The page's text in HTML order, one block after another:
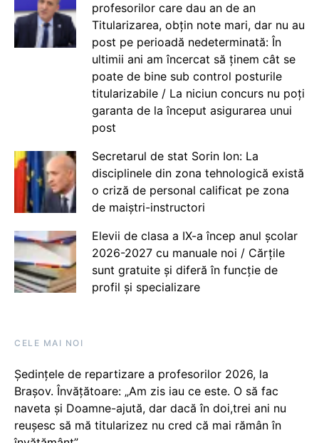
profesorilor care dau an de an
Titularizarea, obțin note mari, dar nu au
post pe perioadă nedeterminată: În
ultimii ani am încercat să ținem cât se
poate de bine sub control posturile
titularizabile / La niciun concurs nu poți
garanta de la început asigurarea unui
post
Secretarul de stat Sorin Ion: La
disciplinele din zona tehnologică există
o criză de personal calificat pe zona
de maiștri-instructori
Elevii de clasa a IX-a încep anul școlar
2026-2027 cu manuale noi / Cărțile
sunt gratuite și diferă în funcție de
profil și specializare
CELE MAI NOI
Ședințele de repartizare a profesorilor 2026, la
Brașov. Învățătoare: „Am zis iau ce este. O să fac
naveta și Doamne-ajută, dar dacă în doi,trei ani nu
reușesc să mă titularizez nu cred că mai rămân în